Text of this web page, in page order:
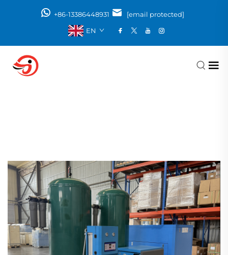
+86-13386448931
[email protected]
EN